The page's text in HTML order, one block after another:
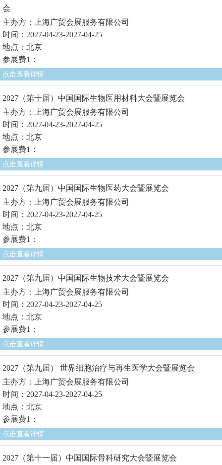
会
主办方：上海广贸会展服务有限公司
时间：2027-04-23-2027-04-25
地点：北京
参展费1：
点击查看详情
2027（第十届）中国国际生物医用材料大会暨展览会
主办方：上海广贸会展服务有限公司
时间：2027-04-23-2027-04-25
地点：北京
参展费1：
点击查看详情
2027（第九届）中国国际生物医药大会暨展览会
主办方：上海广贸会展服务有限公司
时间：2027-04-23-2027-04-25
地点：北京
参展费1：
点击查看详情
2027（第九届）中国国际生物技术大会暨展览会
主办方：上海广贸会展服务有限公司
时间：2027-04-23-2027-04-25
地点：北京
参展费1：
点击查看详情
2027（第九届） 世界细胞治疗与再生医学大会暨展览会
主办方：上海广贸会展服务有限公司
时间：2027-04-23-2027-04-25
地点：北京
参展费1：
点击查看详情
2027（第十一届）中国国际骨科研究大会暨展览会